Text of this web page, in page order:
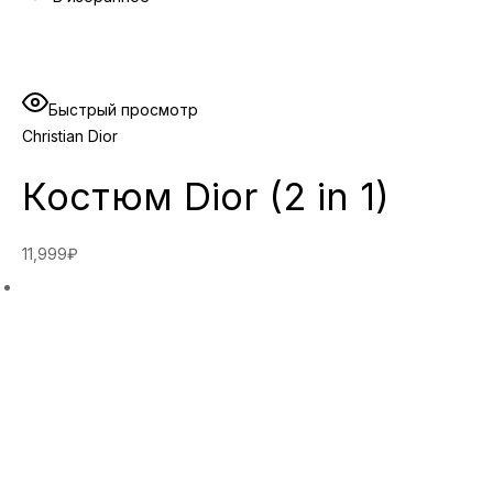
Быстрый просмотр
Christian Dior
Костюм Dior (2 in 1)
11,999₽